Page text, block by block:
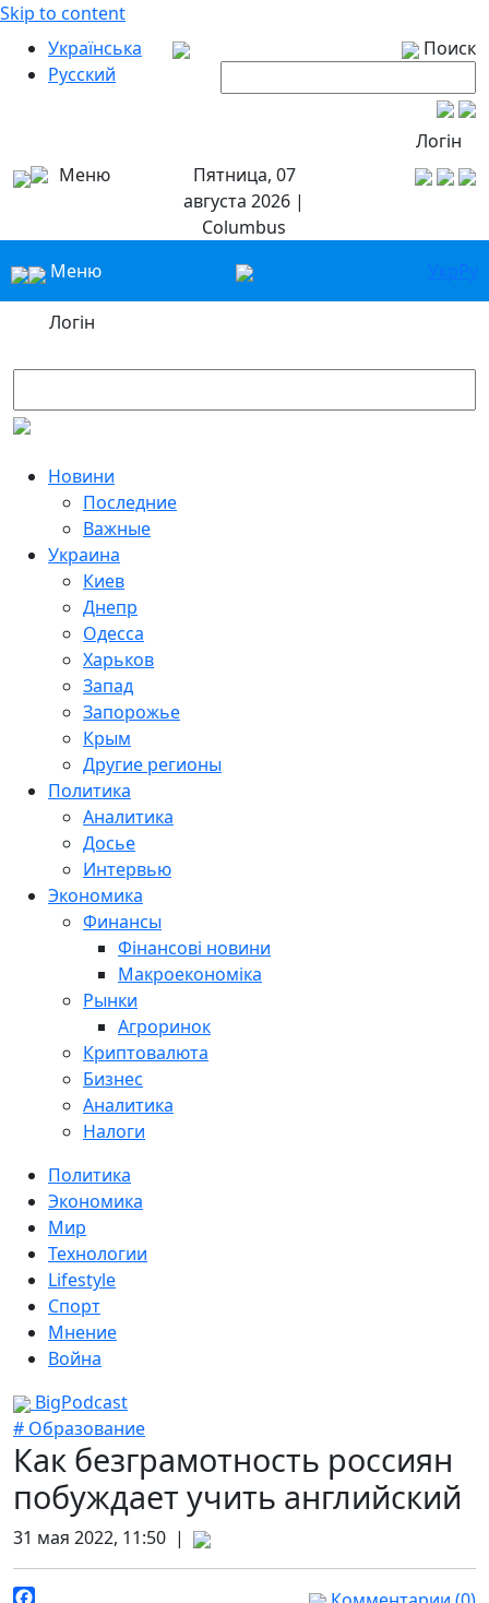
Skip to content
Українська
Русский
Поиск
Логін
Меню
Пятница, 07
августа 2026 |
Columbus
Меню
УкрРу
Логін
Новини
Последние
Важные
Украина
Киев
Днепр
Одесса
Харьков
Запад
Запорожье
Крым
Другие регионы
Политика
Аналитика
Досье
Интервью
Экономика
Финансы
Фінансові новини
Макроекономіка
Рынки
Агроринок
Криптовалюта
Бизнес
Аналитика
Налоги
Политика
Экономика
Мир
Технологии
Lifestyle
Спорт
Мнение
Война
BigPodcast
# Образование
Как безграмотность россиян
побуждает учить английский
31 мая 2022, 11:50 |